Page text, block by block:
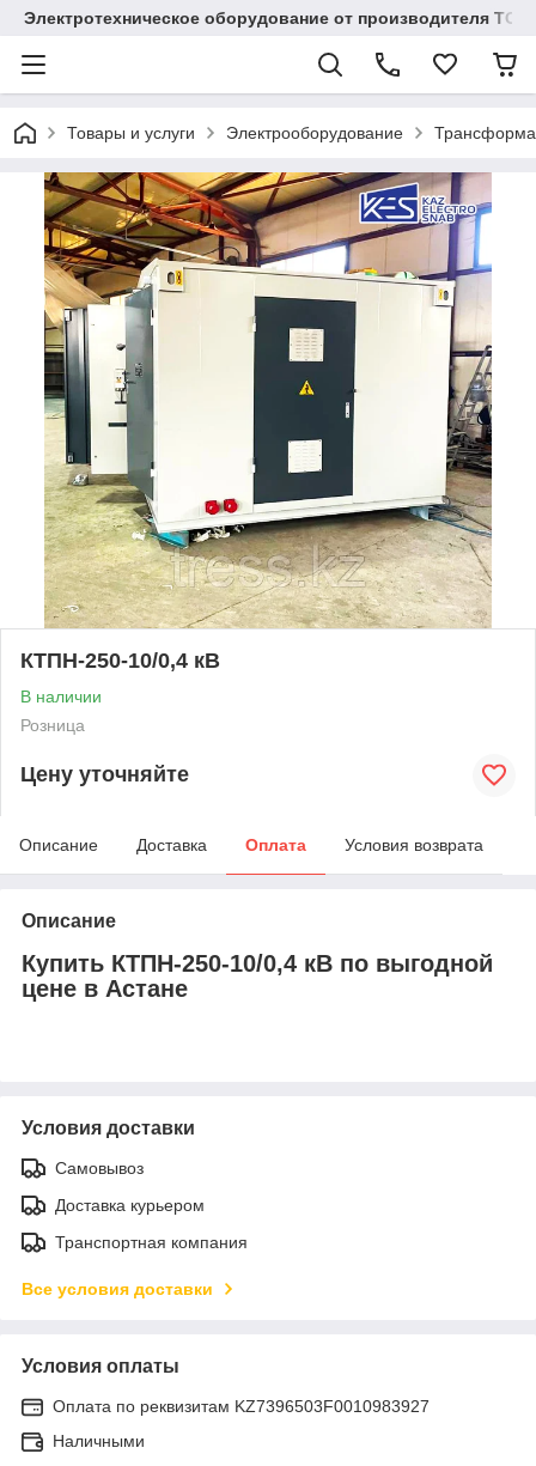
Электротехническое оборудование от производителя TOO
Товары и услуги Электрооборудование
КТПН-250-10/0,4 кВ
В наличии
Розница
Цену уточняйте
Описание Доставка Оплата Условия возврата
Описание
Купить КТПН-250-10/0,4 кВ по выгодной
цене в Астане
Условия доставки
Самовывоз
Доставка курьером
Транспортная компания
Все условия доставки
Условия оплаты
Оплата по реквизитам KZ7396503F0010983927
Наличными